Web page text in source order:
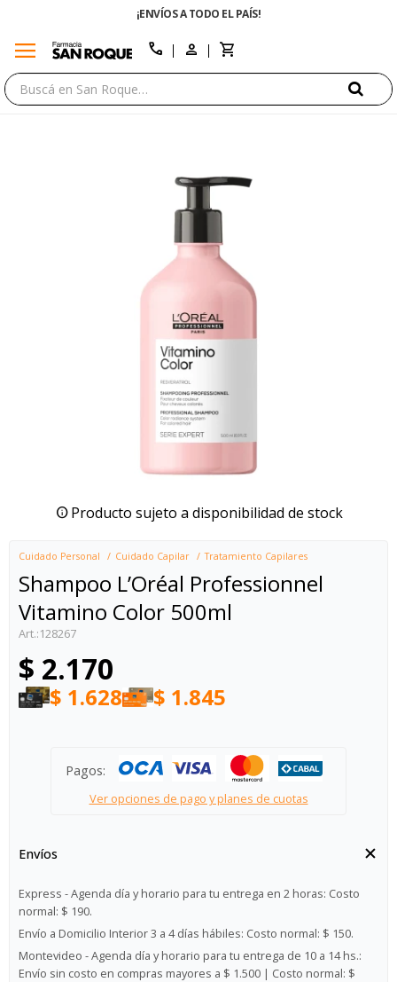
¡ENVÍOS A TODO EL PAÍS!
menu call
Producto sujeto a disponibilidad de stock
Cuidado Personal Cuidado Capilar Tratamiento Capilares
Shampoo L’Oréal Professionnel
Vitamino Color 500ml
128267
$ 2.170
$ 1.628 $ 1.845
Pagos:
Ver opciones de pago y planes de cuotas
Envíos
Express - Agenda día y horario para tu entrega en 2 horas: Costo
normal: $ 190.
Envío a Domicilio Interior 3 a 4 días hábiles: Costo normal: $ 150.
Montevideo - Agenda día y horario para tu entrega de 10 a 14 hs.:
Envío sin costo en compras mayores a $ 1.500 | Costo normal: $
close